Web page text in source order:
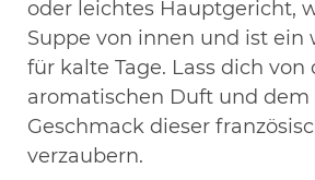
oder leichtes Hauptgericht,
Suppe von innen und ist ein
für kalte Tage. Lass dich von
aromatischen Duft und dem
Geschmack dieser
verzaubern.